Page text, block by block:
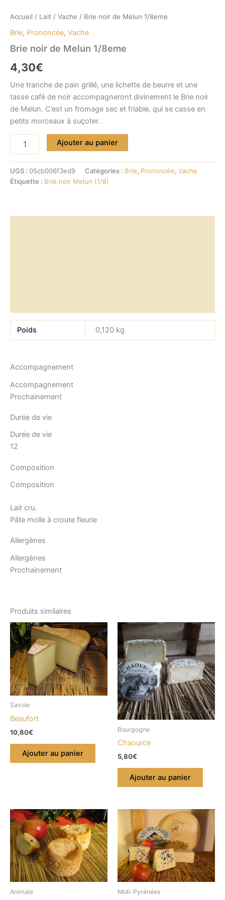
Accueil / Lait / Vache / Brie noir de Melun 1/8eme
Brie, Prononcée, Vache
Brie noir de Melun 1/8eme
4,30€
Une tranche de pain grillé, une lichette de beurre et une
tasse café de noir accompagneront divinement le Brie noir
de Melun. C’est un fromage sec et friable, qui se casse en
petits morceaux à suçoter.
noir
de
Ajouter au panier
UGS : 05cb006f3ed9 Catégories : Brie, Prononcée, Vache
Étiquette : Brie noir Melun (1/8)
Poids 0,120 kg
Accompagnement
Accompagnement
Prochainement
Durée de vie
Durée de vie
12
Composition
Composition
Lait cru.
Pâte molle à croute fleurie
Allergènes
Allergènes
Prochainement
Produits similaires
Savoie
Beaufort
10,80€
Ajouter au panier
Bourgogne
Chaource
5,80€
Ajouter au panier
Animale Midi-Pyrénées